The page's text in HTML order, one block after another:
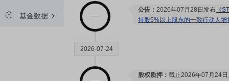
基金数据
公告： 2026年07月28日发布 《
持股5%以上股东的一致行动人
2026-07-24
股权质押： 截止2026年07月24